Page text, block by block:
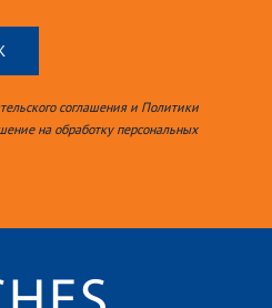
соглашения и Политики
на обработку персональных